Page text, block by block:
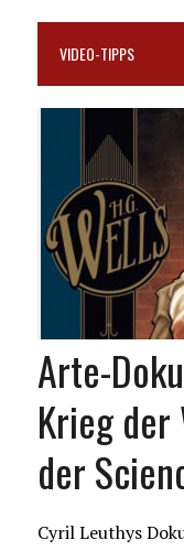
VIDEO-TIPPS
Arte-
Krieg
der
Cyril Leuthys